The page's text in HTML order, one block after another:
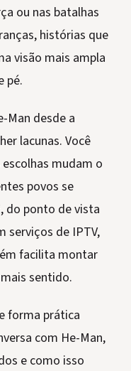
ou nas batalhas
histórias que
visão mais ampla
pé.
Man desde a
lacunas. Você
mudam o
povos se
do ponto de vista
serviços de IPTV,
facilita montar
sentido.
forma prática
com He-Man,
e como isso